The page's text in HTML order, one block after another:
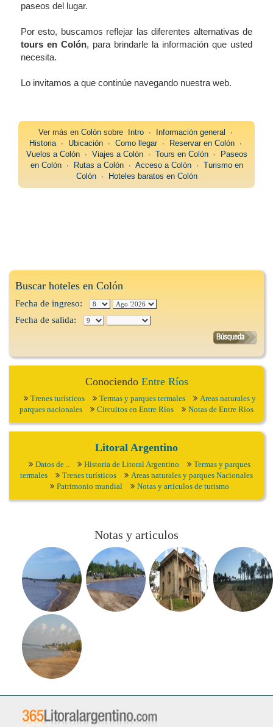
paseos del lugar.
Por esto, buscamos reflejar las diferentes alternativas de
tours en Colón, para brindarle la información que usted
necesita.
Lo invitamos a que continúe navegando nuestra web.
Ver más en Colónsobre Intro∙ Información general ∙
Historia∙ Ubicación∙ Como llegar∙ Reservar en Colón∙
Vuelos a Colón∙ Viajes a Colón∙ Tours en Colón∙
Paseos
en Colón∙ Rutas a Colón∙ Acceso a Colón∙ Turismo en
Colón∙ Hoteles baratos en Colón
Buscar hoteles en Colón
Fecha de ingreso:
Fecha de salida:
Conociendo Entre Ríos
Trenes turísticos Termas y parques termales
Areas naturales y
parques nacionales
Circuitos en Entre Ríos Notas de Entre Ríos
Litoral Argentino
Datos de .. Historia de Litoral Argentino
Termas y parques
termales
Trenes turísticos
Areas naturales y parques Nacionales
Patrimonio mundial
Notas y artículos de turismo
Notas y articulos